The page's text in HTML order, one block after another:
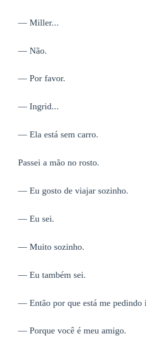
— Miller...
— Não.
— Por favor.
— Ingrid...
— Ela está sem carro.
Passei a mão no rosto.
— Eu gosto de viajar sozinho.
— Eu sei.
— Muito sozinho.
— Eu também sei.
— Então por que está me pedindo
— Porque você é meu amigo.